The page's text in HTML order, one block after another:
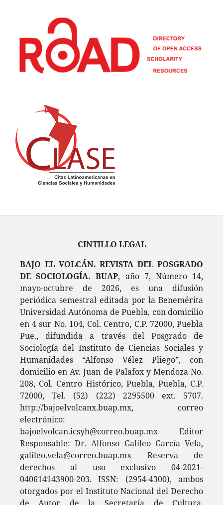
CINTILLO LEGAL
BAJO EL VOLCÁN. REVISTA DEL POSGRADO
DE SOCIOLOGÍA. BUAP, año 7, Número 14,
mayo-octubre de 2026, es una difusión
periódica semestral editada por la Benemérita
Universidad Autónoma de Puebla, con domicilio
en 4 sur No. 104, Col. Centro, C.P. 72000, Puebla
Pue., difundida a través del Posgrado de
Sociología del Instituto de Ciencias Sociales y
Humanidades “Alfonso Vélez Pliego”, con
domicilio en Av. Juan de Palafox y Mendoza No.
208, Col. Centro Histórico, Puebla, Puebla, C.P.
72000, Tel. (52) (222) 2295500 ext. 5707.
http://bajoelvolcanx.buap.mx, correo
electrónico:
bajoelvolcan.icsyh@correo.buap.mx Editor
Responsable: Dr. Alfonso Galileo García Vela,
galileo.vela@correo.buap.mx Reserva de
derechos al uso exclusivo 04-2021-
040614143900-203. ISSN: (2954-4300), ambos
otorgados por el Instituto Nacional del Derecho